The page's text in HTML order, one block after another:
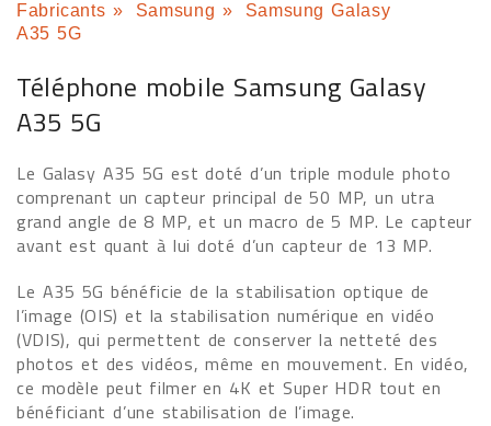
Fabricants » Samsung »
Samsung Galasy
A35 5G
Téléphone mobile Samsung Galasy
A35 5G
Le Galasy A35 5G est doté d’un triple module photo
comprenant un capteur principal de 50 MP, un utra
grand angle de 8 MP, et un macro de 5 MP. Le capteur
avant est quant à lui doté d’un capteur de 13 MP.
Le A35 5G bénéficie de la stabilisation optique de
l’image (OIS) et la stabilisation numérique en vidéo
(VDIS), qui permettent de conserver la netteté des
photos et des vidéos, même en mouvement. En vidéo,
ce modèle peut filmer en 4K et Super HDR tout en
bénéficiant d’une stabilisation de l’image.